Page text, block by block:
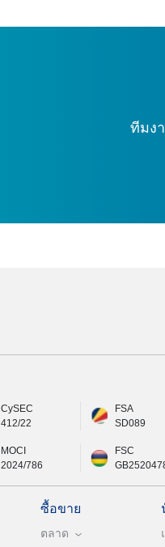
ทีมง
CySEC
412/22
FSA
SD089
MOCI
2024/786
FSC
ซื้อขาย
ตลาด